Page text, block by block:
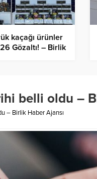
kaçağı ürünler
Gözaltı! – Birlik
belli oldu –
– Birlik Haber Ajansı